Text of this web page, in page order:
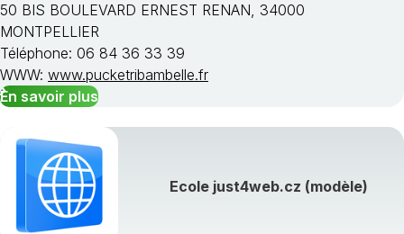
50 BIS BOULEVARD ERNEST RENAN, 34000
MONTPELLIER
Téléphone: 06 84 36 33 39
WWW: www.pucketribambelle.fr
En savoir plus
Ecole just4web.cz (modèle)